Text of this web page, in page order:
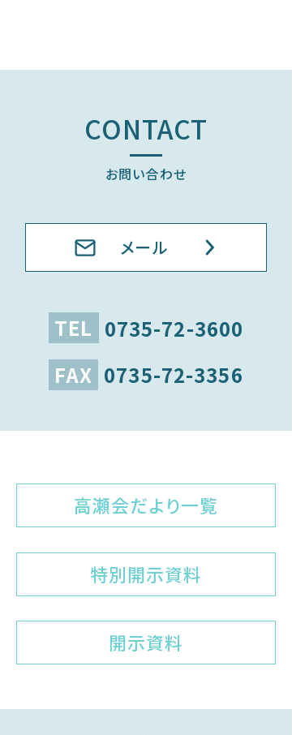
CONTACT
お問い合わせ
メール
TEL 0735-72-3600
FAX 0735-72-3356
高瀬会だより一覧
特別開示資料
開示資料